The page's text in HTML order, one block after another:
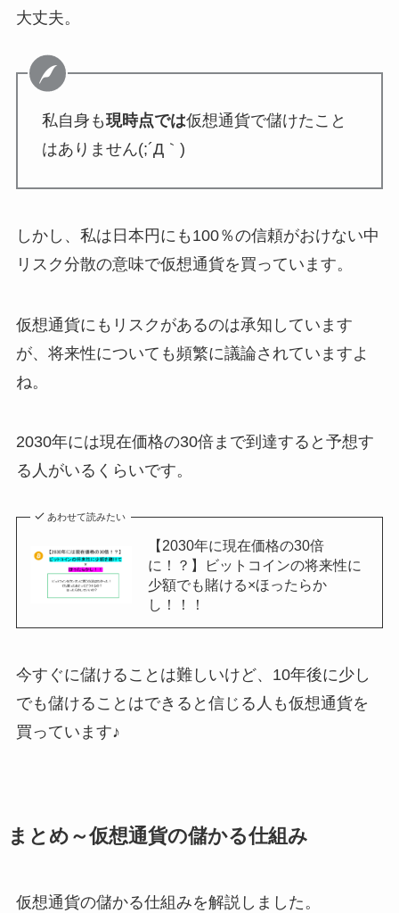
大丈夫。
私自身も現時点では仮想通貨で儲けたこと
はありません(;´Д｀)
しかし、私は日本円にも100％の信頼がおけない中
リスク分散の意味で仮想通貨を買っています。
仮想通貨にもリスクがあるのは承知しています
が、将来性についても頻繁に議論されていますよ
ね。
2030年には現在価格の30倍まで到達すると予想す
る人がいるくらいです。
あわせて読みたい
【2030年に現在価格の30倍
に！？】ビットコインの将来性に
少額でも賭ける×ほったらか
し！！！
今すぐに儲けることは難しいけど、10年後に少し
でも儲けることはできると信じる人も仮想通貨を
買っています♪
まとめ～仮想通貨の儲かる仕組み
仮想通貨の儲かる仕組みを解説しました。